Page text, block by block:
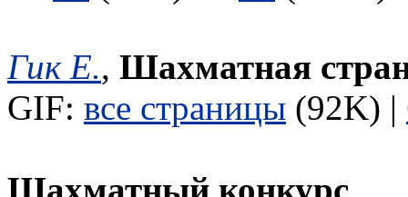
Гик Е., Шахматная
GIF: все страницы (92K) |